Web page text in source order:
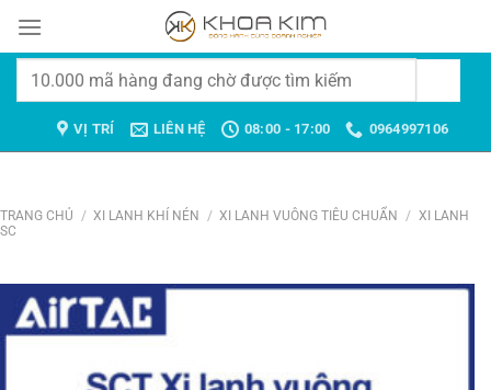
đến
Tìm
VỊ TRÍ LIÊN HỆ 08:00 - 17:00 0964997106
TRANG CHỦ / XI LANH KHÍ NÉN / XI LANH VUÔNG TIÊU CHUẨN / XI LANH
SC